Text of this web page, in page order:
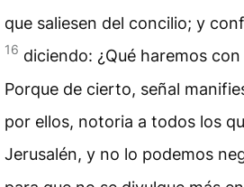
que saliesen del concilio; y
16 diciendo: ¿Qué haremos
Porque de cierto, señal
por ellos, notoria a todos los
Jerusalén, y no lo podemos